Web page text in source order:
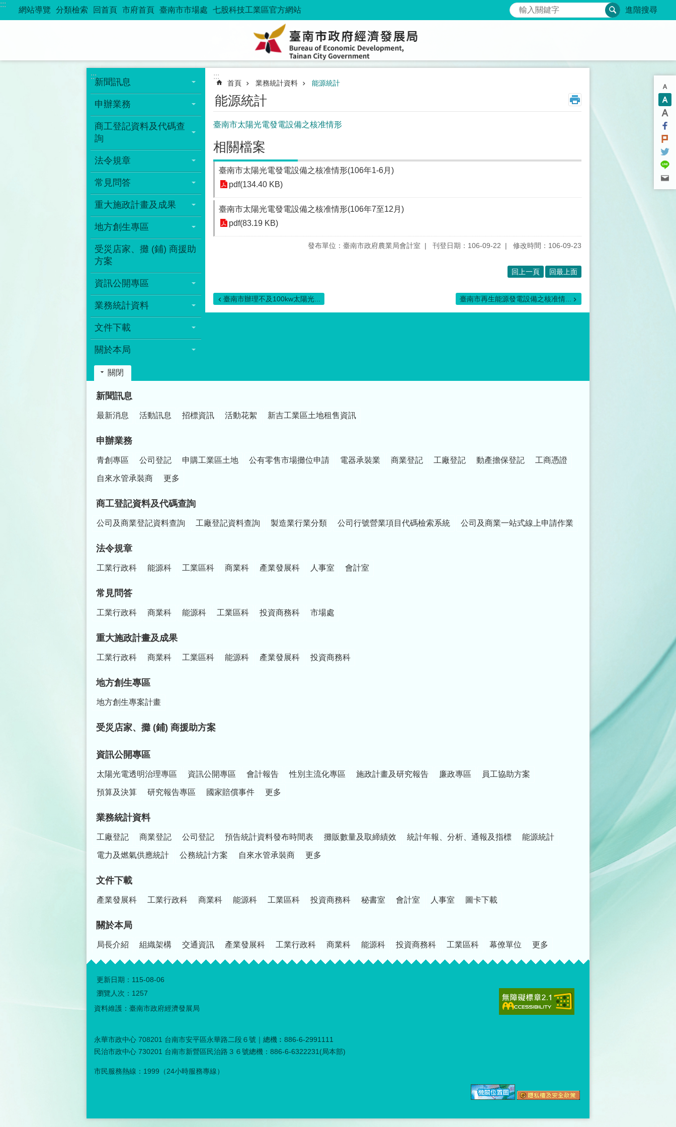
跳到主要內容區塊
:::
網站導覽 分類檢索 回首頁 市府首頁 臺南市市場處 七股科技工業區官方網站 搜尋 進階搜尋
:::
新聞訊息
申辦業務
商工登記資料及代碼查
詢
法令規章
常見問答
重大施政計畫及成果
地方創生專區
受災店家、攤 (鋪) 商援助
方案
資訊公開專區
業務統計資料
文件下載
關於本局
:::
首頁 業務統計資料 能源統計
能源統計
臺南市太陽光電發電設備之核准情形
相關檔案
臺南市太陽光電發電設備之核准情形(106年1-6月)
pdf(134.40 KB)
臺南市太陽光電發電設備之核准情形(106年7至12月)
pdf(83.19 KB)
發布單位：臺南市政府農業局會計室 刊登日期：106-09-22 修改時間：106-09-23
回上一頁 回最上面
臺南市辦理不及100kw太陽光... 臺南市再生能源發電設備之核准情...
關閉
新聞訊息
最新消息 活動訊息 招標資訊 活動花絮 新吉工業區土地租售資訊
申辦業務
青創專區 公司登記 申購工業區土地 公有零售市場攤位申請 電器承裝業 商業登記 工廠登記 動產擔保登記 工商憑證
自來水管承裝商 更多
商工登記資料及代碼查詢
公司及商業登記資料查詢 工廠登記資料查詢 製造業行業分類 公司行號營業項目代碼檢索系統 公司及商業一站式線上申請作業
法令規章
工業行政科 能源科 工業區科 商業科 產業發展科 人事室 會計室
常見問答
工業行政科 商業科 能源科 工業區科 投資商務科 市場處
重大施政計畫及成果
工業行政科 商業科 工業區科 能源科 產業發展科 投資商務科
地方創生專區
地方創生專案計畫
受災店家、攤 (鋪) 商援助方案
資訊公開專區
太陽光電透明治理專區 資訊公開專區 會計報告 性別主流化專區 施政計畫及研究報告 廉政專區 員工協助方案
預算及決算 研究報告專區 國家賠償事件 更多
業務統計資料
工廠登記 商業登記 公司登記 預告統計資料發布時間表 攤販數量及取締績效 統計年報、分析、通報及指標 能源統計
電力及燃氣供應統計 公務統計方案 自來水管承裝商 更多
文件下載
產業發展科 工業行政科 商業科 能源科 工業區科 投資商務科 秘書室 會計室 人事室 圖卡下載
關於本局
局長介紹 組織架構 交通資訊 產業發展科 工業行政科 商業科 能源科 投資商務科 工業區科 幕僚單位 更多
更新日期： 115-08-06
瀏覽人次： 1257
資料維護：臺南市政府經濟發展局
永華市政中心 708201 台南市安平區永華路二段６號｜總機︰886-6-2991111
民治市政中心 730201 台南市新營區民治路３６號總機：886-6-6322231(局本部)
市民服務熱線：1999（24小時服務專線）